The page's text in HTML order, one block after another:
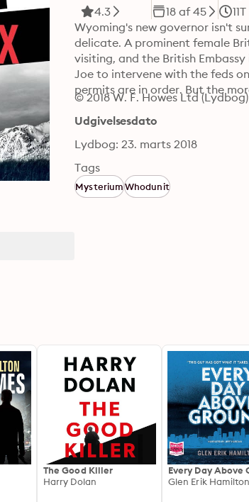
4.3 18 af 45
Wyoming's new governor isn't
delicate. A prominent female
visiting, and the British
Joe to intervene with the feds
permits are in order. But the
© 2018 W. F. Howes Ltd
Udgivelsesdato
Lydbog: 23. marts 2018
Tags
MysteriumWhodunit
The Good Killer
Harry Dolan
Every Day Above
Glen Erik Hamilton